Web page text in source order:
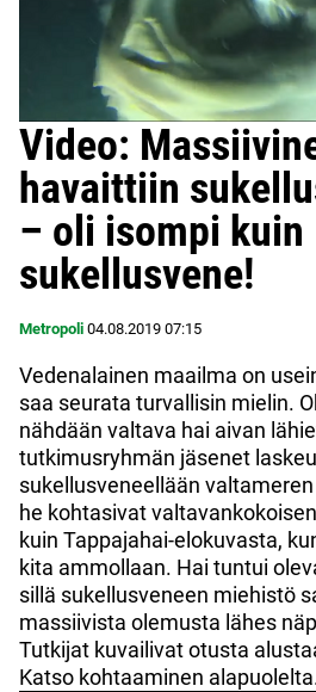
Video:
havaittiin
– oli isompi kuin
sukellusvene!
Metropoli 04.08.2019 07:15
Vedenalainen maailma on
saa seurata turvallisin mielin.
nähdään valtava hai aivan
tutkimusryhmän jäsenet
sukellusveneellään
he kohtasivat
kuin Tappajahai-elokuvasta,
kita ammollaan. Hai tuntui
sillä sukellusveneen miehistö
massiivista olemusta lähes
Tutkijat kuvailivat otusta
Katso kohtaaminen